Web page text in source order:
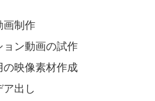
画制作
ョン動画の試作
の映像素材作成
出し